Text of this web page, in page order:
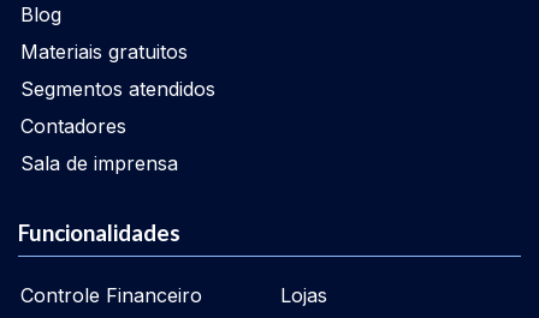
Blog
Materiais gratuitos
Segmentos atendidos
Contadores
Sala de imprensa
Funcionalidades
Controle Financeiro
Lojas